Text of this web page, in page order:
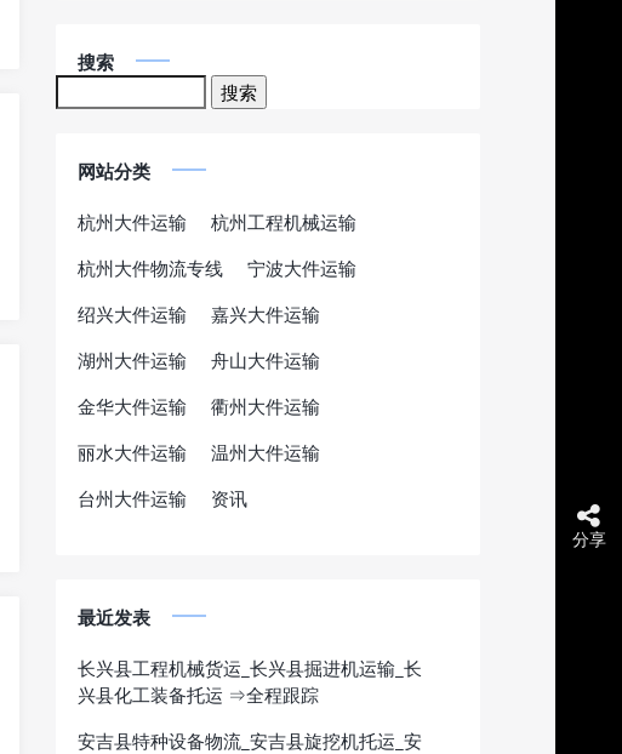
搜索
网站分类
杭州大件运输
杭州工程机械运输
杭州大件物流专线
宁波大件运输
绍兴大件运输
嘉兴大件运输
湖州大件运输
舟山大件运输
金华大件运输
衢州大件运输
丽水大件运输
温州大件运输
台州大件运输
资讯
最近发表
长兴县工程机械货运_长兴县掘进机运输_长
兴县化工装备托运 ⇒全程跟踪
安吉县特种设备物流_安吉县旋挖机托运_安
分享